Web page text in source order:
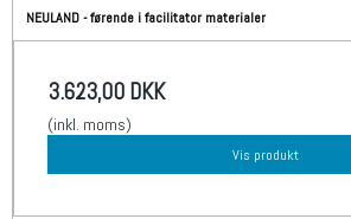
NEULAND - førende i facilitator materialer
3.623,00 DKK
(inkl. moms)
Vis produkt